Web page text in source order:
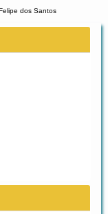
dos Santos